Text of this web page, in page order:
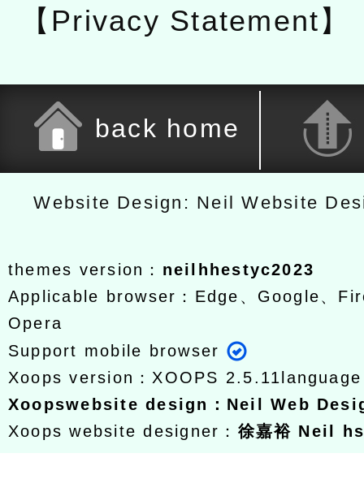
【Privacy Statement】
back home
Website Design: Neil Website
themes version： neilhhestyc2023
Applicable browser：Edge、Google、
Opera
Support mobile browser
Xoops version： XOOPS 2.5.11
Xoopswebsite design ： Neil Web
Xoops website designer： 徐嘉裕 Neil